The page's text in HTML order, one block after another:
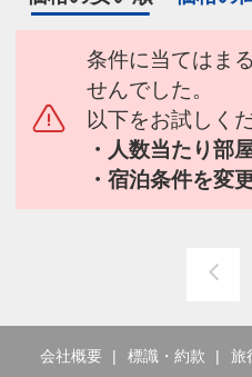
条件に当てはま
せんでした。
以下をお試しくだ
・人数当たり部
・宿泊条件を変
会社概要 標識・約款 旅